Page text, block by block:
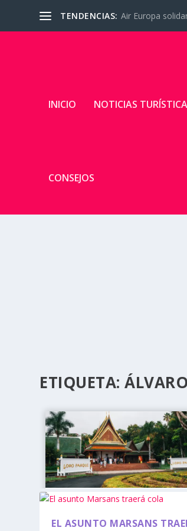
TENDENCIAS: Air Europa
INICIO NOTICIAS
CONSEJOS
ETIQUETA:
EL ASUNTO MARSANS